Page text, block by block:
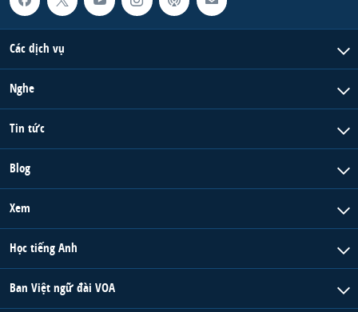
Các dịch vụ
Nghe
Tin tức
Blog
Xem
Học tiếng Anh
Ban Việt ngữ đài VOA